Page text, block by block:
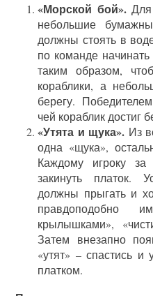
«Морской бой».Для
небольшие
должны стоять в
по команде
таким образом,
кораблики, а
берегу.
чей кораблик достиг
«Утята и щука». Из
одна «щука»,
Каждому игроку
закинуть платок.
должны прыгать и
правдоподобно
крылышками»,
Затем внезапно
«утят» – спастись
платком.